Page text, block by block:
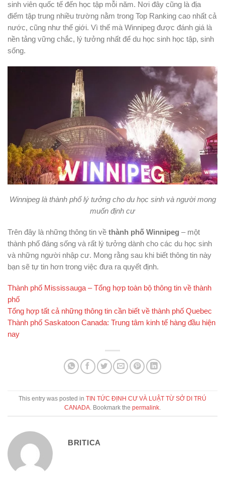
sinh viên quốc tế đến học tập mỗi năm. Nơi đây cũng là địa
điểm tập trung nhiều trường nằm trong Top Ranking cao nhất cả
nước, cũng như thế giới. Vì thế mà Winnipeg được đánh giá là
nền tảng vững chắc, lý tưởng nhất để du học sinh học tập, sinh
sống.
Winnipeg là thành phố lý tưởng cho du học sinh và người mong
muốn định cư
Trên đây là những thông tin về thành phố Winnipeg – một
thành phố đáng sống và rất lý tưởng dành cho các du học sinh
và những người nhập cư. Mong rằng sau khi biết thông tin này
bạn sẽ tự tin hơn trong việc đưa ra quyết định.
Thành phố Mississauga – Tổng hợp toàn bộ thông tin về thành
phố
Tổng hợp tất cả những thông tin cần biết về thành phố Quebec
Thành phố Saskatoon Canada: Trung tâm kinh tế hàng đầu hiện
nay
This entry was posted in TIN TỨC ĐỊNH CƯ VÀ LUẬT TỪ SỞ DI TRÚ
CANADA . Bookmark the permalink
BRITICA